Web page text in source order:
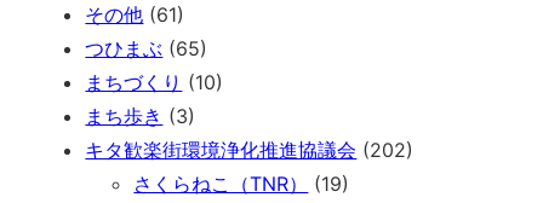
その他 (61)
つひまぶ (65)
まちづくり (10)
まち歩き (3)
キタ歓楽街環境浄化推進協議会 (202)
さくらねこ（TNR）
(19)